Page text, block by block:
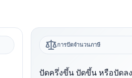
การปัดจำนวนภาษี
ปัดครึ่งขึ้น ปัดขึ้น หรือปัดล